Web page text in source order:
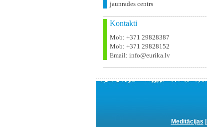
jaunrades centrs
Kontakti
Mob: +371 29828387
Mob: +371 29828152
Email: info@eurika.lv
Meditācijas